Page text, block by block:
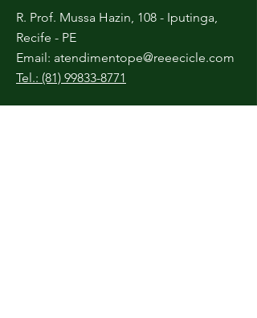
R. Prof. Mussa Hazin, 108 - Iputinga,
Recife - PE
Email: atendimentope@reeecicle.com
Tel.: (81) 99833-8771